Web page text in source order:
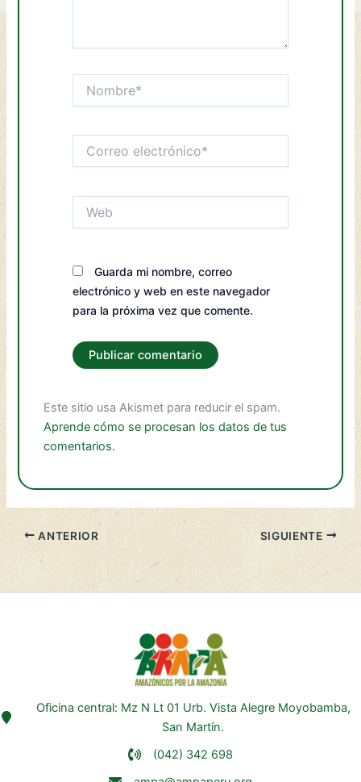
electrónico*
Guarda mi nombre, correo
electrónico y web en este navegador
para la próxima vez que comente.
Este sitio usa Akismet para reducir el spam.
Aprende cómo se procesan los datos de tus
comentarios.
ANTERIOR SIGUIENTE
Oficina central: Mz N Lt 01 Urb. Vista Alegre Moyobamba,
San Martín.
(042) 342 698